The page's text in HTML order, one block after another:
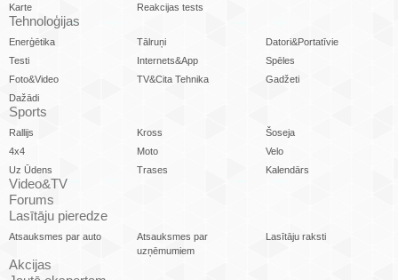
Karte
Reakcijas tests
Tehnoloģijas
Enerģētika Tālruņi
Datori&Portatīvie
Testi
Internets&App
Spēles
Foto&Video
TV&Cita Tehnika
Gadžeti
Dažādi
Sports
Rallijs Kross
Šoseja
4x4
Moto
Velo
Uz Ūdens
Trases Kalendārs
Video&TV
Forums
Lasītāju pieredze
Atsauksmes par auto
Atsauksmes par
uzņēmumiem
Lasītāju raksti
Akcijas